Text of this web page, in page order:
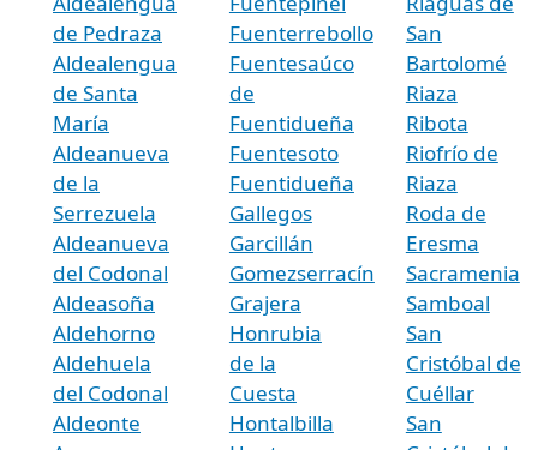
de Pedraza
Aldealengua
de Santa
María
Aldeanueva
de la
Serrezuela
Aldeanueva
del Codonal
Aldeasoña
Aldehorno
Aldehuela
del Codonal
Aldeonte
Fuenterrebollo
Fuentesaúco
de
Fuentidueña
Fuentesoto
Fuentidueña
Gallegos
Garcillán
Gomezserracín
Grajera
Honrubia
de la
Cuesta
Hontalbilla
San
Bartolomé
Riaza
Ribota
Riofrío de
Riaza
Roda de
Eresma
Sacramenia
Samboal
San
Cristóbal de
Cuéllar
San